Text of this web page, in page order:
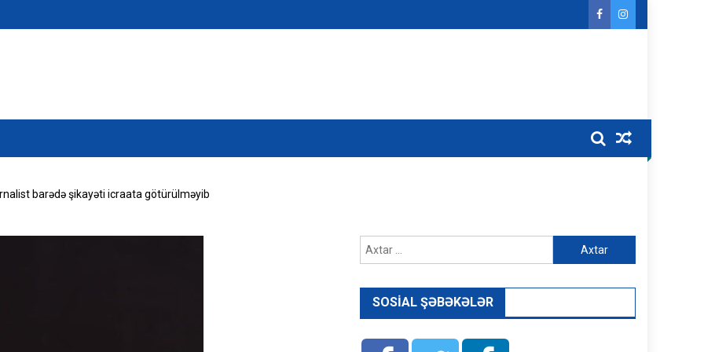
barədə şikayəti icraata götürülməyib
Axtarış:
SOSIAL ŞƏBƏKƏLƏR